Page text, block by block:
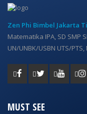
Zen Phi Bimbel Jakarta
Matematika IPA, SD SMP
UN/UNBK/USBN UTS/
MUST SEE